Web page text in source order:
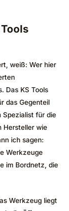
weiß: Wer hier
Das KS Tools
das Gegenteil
Spezialist für die
Hersteller wie
ich sagen:
Werkzeuge
im Bordnetz, die
Werkzeug liegt